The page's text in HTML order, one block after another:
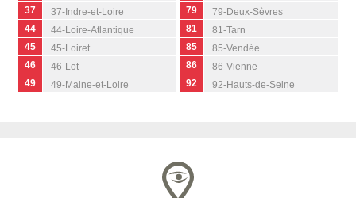
37
37-Indre-et-Loire
44
44-Loire-Atlantique
45
45-Loiret
46
46-Lot
49
49-Maine-et-Loire
79
79-Deux-Sèvres
81
81-Tarn
85
85-Vendée
86
86-Vienne
92
92-Hauts-de-Seine